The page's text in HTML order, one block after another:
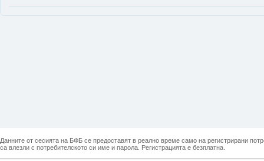
Данните от сесията на БФБ се предоставят в реално време само на регистрирани
са влезли с потребителското си име и парола. Регистрацията е безплатна.